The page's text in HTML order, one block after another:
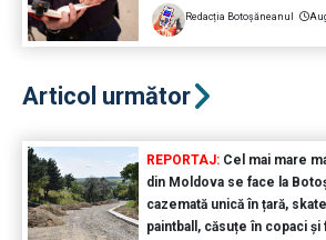
Redacția Botoșăneanul
Articol următor
REPORTAJ:Cel mai mare
din Moldova se face la
cazemată unică în țară,
paintball, căsuțe în copaci